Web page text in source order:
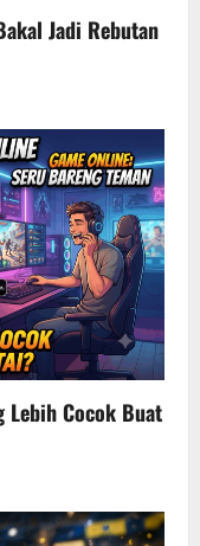
Jadi Rebutan
Lebih Cocok Buat